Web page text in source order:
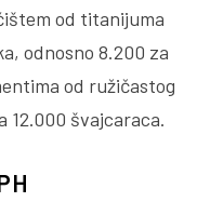
od titanijuma
odnosno 8.200 za
od ružičastog
12.000 švajcaraca.